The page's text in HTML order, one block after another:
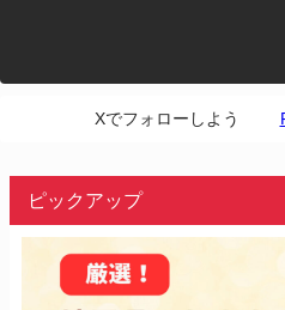
Xでフォローしよう
ピックアップ